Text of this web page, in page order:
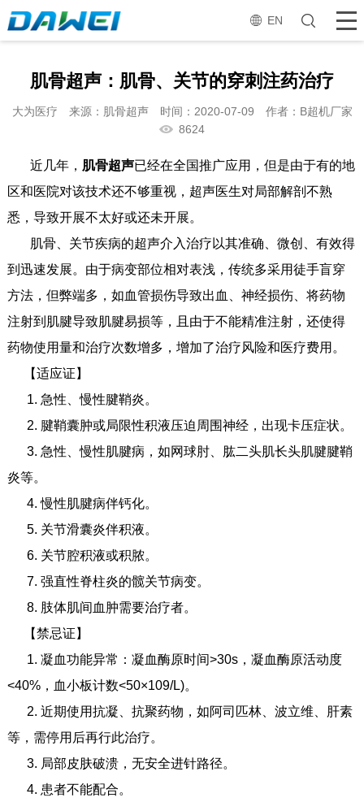
EN
肌骨超声：肌骨、关节的穿刺注药治疗
大为医疗 来源：肌骨超声 时间：2020-07-09
作者：B超机厂家
8624
近几年， 肌骨超声已经在全国推广应用，但是由于有的地
区和医院对该技术还不够重视，超声医生对局部解剖不熟
悉，导致开展不太好或还未开展。
肌骨、关节疾病的超声介入治疗以其准确、微创、有效得
到迅速发展。由于病变部位相对表浅，传统多采用徒手盲穿
方法，但弊端多，如血管损伤导致出血、神经损伤、将药物
注射到肌腱导致肌腱易损等，且由于不能精准注射，还使得
药物使用量和治疗次数增多，增加了治疗风险和医疗费用。
【适应证】
1. 急性、慢性腱鞘炎。
2. 腱鞘囊肿或局限性积液压迫周围神经，出现卡压症状。
3. 急性、慢性肌腱病，如网球肘、肱二头肌长头肌腱腱鞘
炎等。
4. 慢性肌腱病伴钙化。
5. 关节滑囊炎伴积液。
6. 关节腔积液或积脓。
7. 强直性脊柱炎的髋关节病变。
8. 肢体肌间血肿需要治疗者。
【禁忌证】
1. 凝血功能异常：凝血酶原时间>30s，凝血酶原活动度
<40%，血小板计数<50×109/L)。
2. 近期使用抗凝、抗聚药物，如阿司匹林、波立维、肝素
等，需停用后再行此治疗。
3. 局部皮肤破溃，无安全进针路径。
4. 患者不能配合。